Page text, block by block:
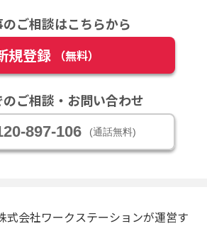
のご相談はこちらから
規登録 （無料）
のご相談・お問い合わせ
897-106 (通話無料)
式会社ワークステーションが運営す